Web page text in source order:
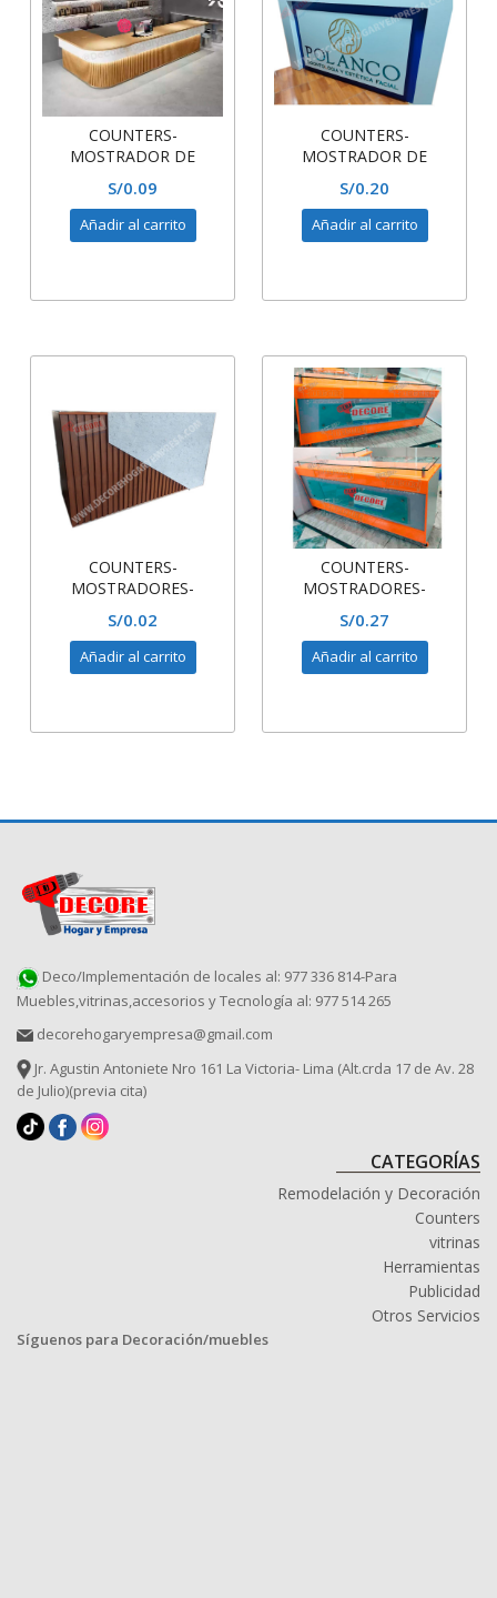
COUNTERS-
MOSTRADOR DE
S/0.09
Añadir al carrito
COUNTERS-
MOSTRADOR DE
S/0.20
Añadir al carrito
COUNTERS-
MOSTRADORES-
DE MELAMINA
RANURADO
S/0.02
Añadir al carrito
COUNTERS-
MOSTRADORES-
RECTOS-NARANJA-
POSTFORMADO
S/0.27
Añadir al carrito
Deco/Implementación de locales al: 977 336 814-Para
Muebles,vitrinas,accesorios y Tecnología al: 977 514 265
decorehogaryempresa@gmail.com
Jr. Agustin Antoniete Nro 161 La Victoria- Lima (Alt.crda 17 de Av. 28
de Julio)(previa cita)
CATEGORÍAS
Remodelación y Decoración
Counters
vitrinas
Herramientas
Publicidad
Otros Servicios
Síguenos para Decoración/muebles